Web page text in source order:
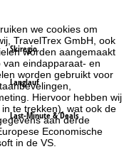
we cookies om
TravelTrex GmbH, ook
worden aangemaakt
eindapparaat- en
worden gebruikt voor
Hiervoor hebben wij
te trekken), wat ook de
aan derde
Economische
in de VS.
Skiregio
Langlauf
Last-Minute & Deals